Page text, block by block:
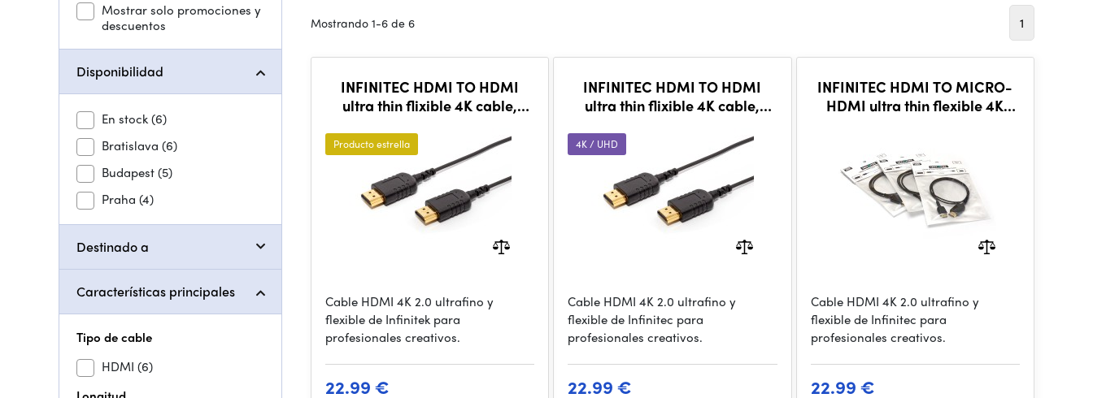
Mostrar solo promociones y
descuentos
Disponibilidad
En stock(6)
Bratislava (6)
Budapest(5)
Praha (4)
Destinado a
Características principales
Tipo de cable
HDMI (6)
Mostrando 1-6 de 6 1
INFINITEC HDMI TO HDMI
ultra thin flixible 4K cable,
Producto estrella
Cable HDMI 4K 2.0 ultrafino y
flexible de Infinitek para
profesionales creativos.
22.99 €
INFINITEC HDMI TO HDMI
ultra thin flixible 4K cable,
4K / UHD
Cable HDMI 4K 2.0 ultrafino y
flexible de Infinitec para
profesionales creativos.
22.99 €
INFINITEC HDMI TO MICRO-
HDMI ultra thin flexible 4K
Cable HDMI 4K 2.0 ultrafino y
flexible de Infinitec para
profesionales creativos.
22.99 €